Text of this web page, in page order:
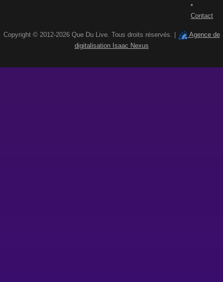
•
Contact
Copyright © 2012-2026 Que Du Live. Tous droits réservés. |
Agence de
digitalisation Isaac Nexus